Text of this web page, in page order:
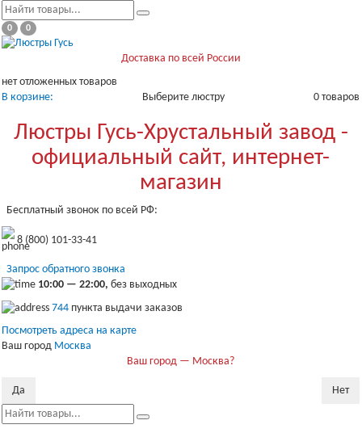
0 0
Доставка по всей России
нет отложенных товаров
В корзине:
0 товаров
Выберите люстру
Люстры Гусь-Хрустальный завод -
официальный сайт, интернет-
магазин
Бесплатный звонок по всей РФ:
8 (800) 101-33-41
Запрос обратного звонка
10:00 — 22:00, без выходных
744 пункта выдачи заказов
Посмотреть адреса на карте
Ваш город Москва
Ваш город — Москва?
Да Нет